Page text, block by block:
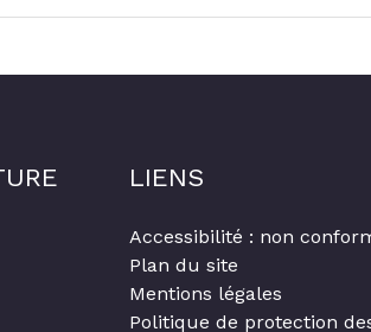
LIENS
Accessibilité : non
Plan du site
Mentions légales
Politique de protection